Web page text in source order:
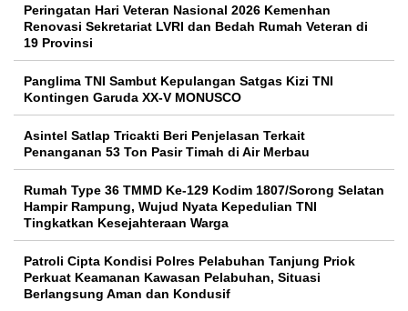
Peringatan Hari Veteran Nasional 2026 Kemenhan
Renovasi Sekretariat LVRI dan Bedah Rumah Veteran di
19 Provinsi
Panglima TNI Sambut Kepulangan Satgas Kizi TNI
Kontingen Garuda XX-V MONUSCO
Asintel Satlap Tricakti Beri Penjelasan Terkait
Penanganan 53 Ton Pasir Timah di Air Merbau
Rumah Type 36 TMMD Ke-129 Kodim 1807/Sorong Selatan
Hampir Rampung, Wujud Nyata Kepedulian TNI
Tingkatkan Kesejahteraan Warga
Patroli Cipta Kondisi Polres Pelabuhan Tanjung Priok
Perkuat Keamanan Kawasan Pelabuhan, Situasi
Berlangsung Aman dan Kondusif